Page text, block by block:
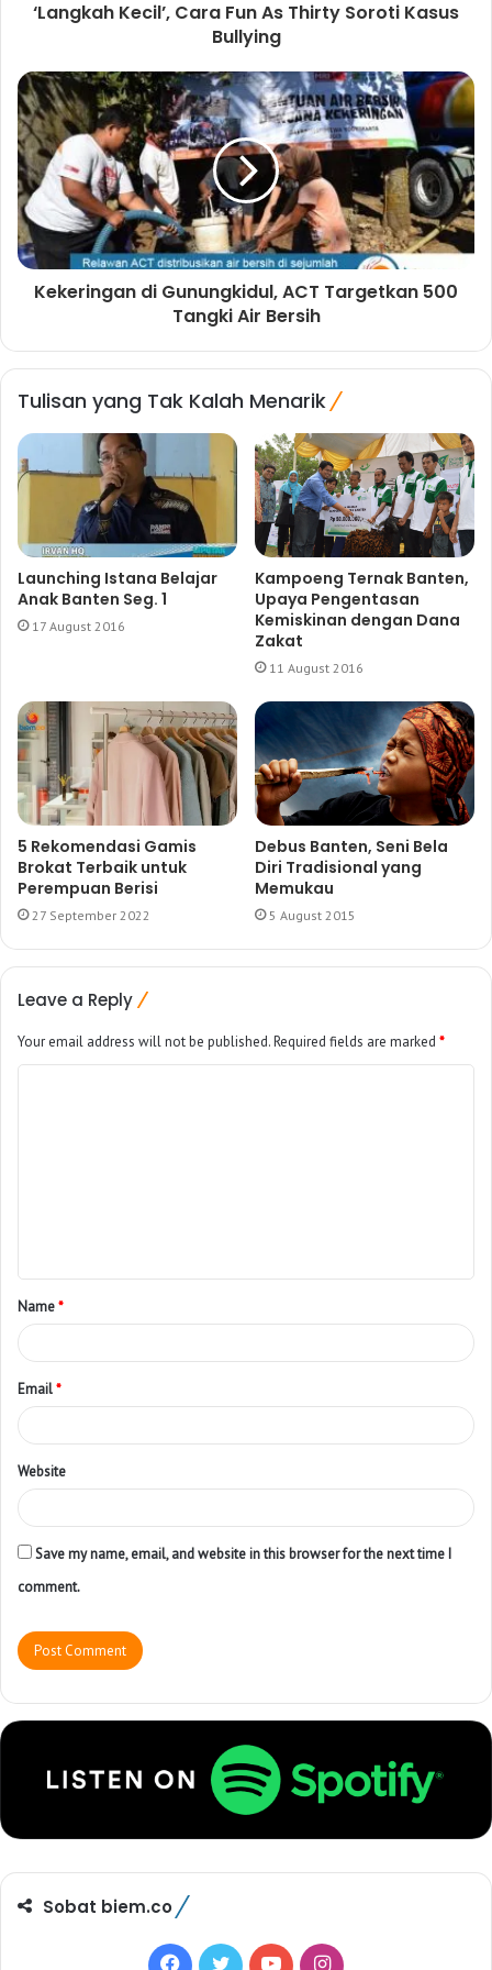
‘Langkah Kecil’, Cara Fun As Thirty Soroti Kasus
Bullying
Kekeringan di Gunungkidul, ACT Targetkan 500
Tangki Air Bersih
Tulisan yang Tak Kalah Menarik
Launching Istana Belajar
Anak Banten Seg. 1
17 August 2016
Kampoeng Ternak Banten,
Upaya Pengentasan
Kemiskinan dengan Dana
Zakat
11 August 2016
5 Rekomendasi Gamis
Brokat Terbaik untuk
Perempuan Berisi
27 September 2022
Debus Banten, Seni Bela
Diri Tradisional yang
Memukau
5 August 2015
Leave a Reply
Your email address will not be published.Required fields are marked *
Name*
Email*
Website
Save my name, email, and website in this browser for the next time I
comment.
Sobat biem.co